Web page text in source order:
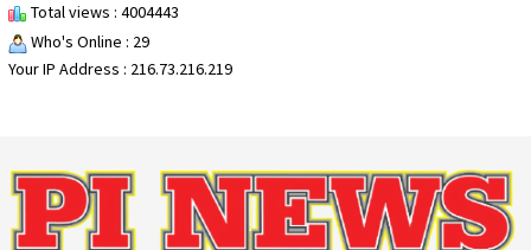
Total views : 4004443
Who's Online : 29
Your IP Address : 216.73.216.219